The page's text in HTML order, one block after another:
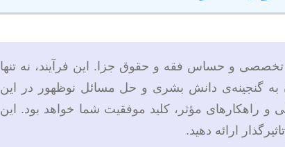
و حساس فقه و حقوق جزا. این فرآیند، نه تنها
گنجینه‌ی دانش بشری و حل مسائل نوظهور در این
راهکارهای مؤثر، کلید موفقیت شما خواهد بود. این
ارائه دهید.